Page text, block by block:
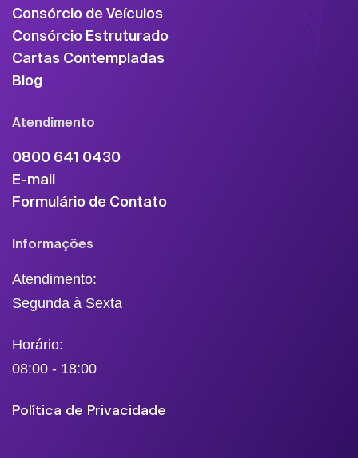
Consórcio de Veículos
Consórcio Estruturado
Cartas Contempladas
Blog
Atendimento
0800 641 0430
E-mail
Formulário de Contato
Informações
Atendimento:
Segunda à Sexta
Horário:
08:00 - 18:00
Política de Privacidade